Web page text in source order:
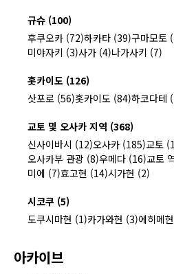
규슈 (100)
후쿠오카 (72)하카타 (39)구마모토
미야자키 (3)사가 (4)나가사키 (7)
홋카이도 (126)
삿포로 (56)홋카이도 (84)하코다테
교토 및 오사카 지역 (368)
신사이바시 (12)오사카 (185)교토
오사카부 관광 (8)우메다 (16)교토
미에 (7)효고현 (14)시가현 (2)
시코쿠 (5)
도쿠시마현 (1)카가와현 (3)에히메
아카이브